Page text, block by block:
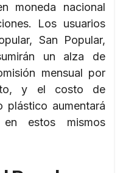
moneda nacional
Los usuarios
San Popular,
un alza de
mensual por
y el costo de
plástico aumentará
estos mismos